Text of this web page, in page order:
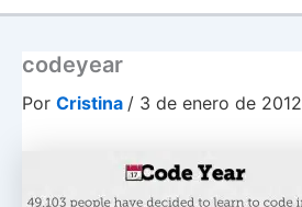
codeyear
Por Cristina / 3 de enero de 2012